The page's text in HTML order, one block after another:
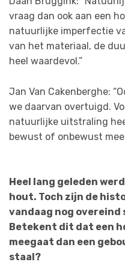
vraag dan ook aan een
natuurlijke imperfectie
van het materiaal, de
heel waardevol.”
Jan Van Cakenberghe:
we daarvan overtuigd.
natuurlijke uitstraling
bewust of onbewust
Heel lang geleden
hout. Toch zijn de
vandaag nog overeind
Betekent dit dat een
meegaat dan een
staal?